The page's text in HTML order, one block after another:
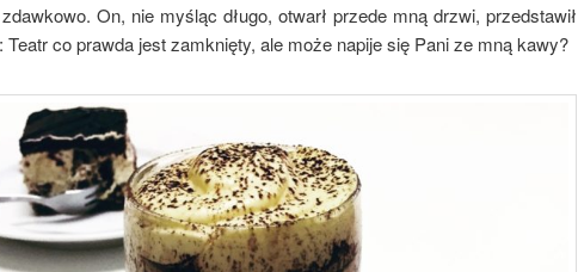
On, nie myśląc długo, otwarł przede mną drzwi, przedstawił
Teatr co prawda jest zamknięty, ale może napije się Pani ze mną kawy?